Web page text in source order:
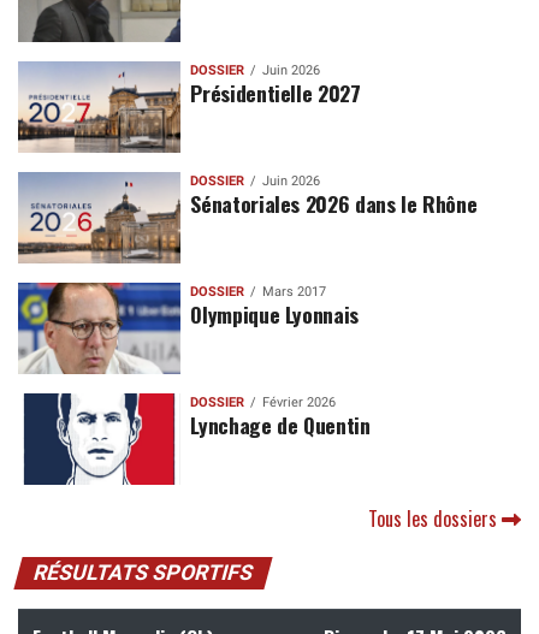
DOSSIER Juin 2026
Présidentielle 2027
DOSSIER Juin 2026
Sénatoriales 2026 dans le Rhône
DOSSIER Mars 2017
Olympique Lyonnais
DOSSIER Février 2026
Lynchage de Quentin
Tous les dossiers
RÉSULTATS SPORTIFS